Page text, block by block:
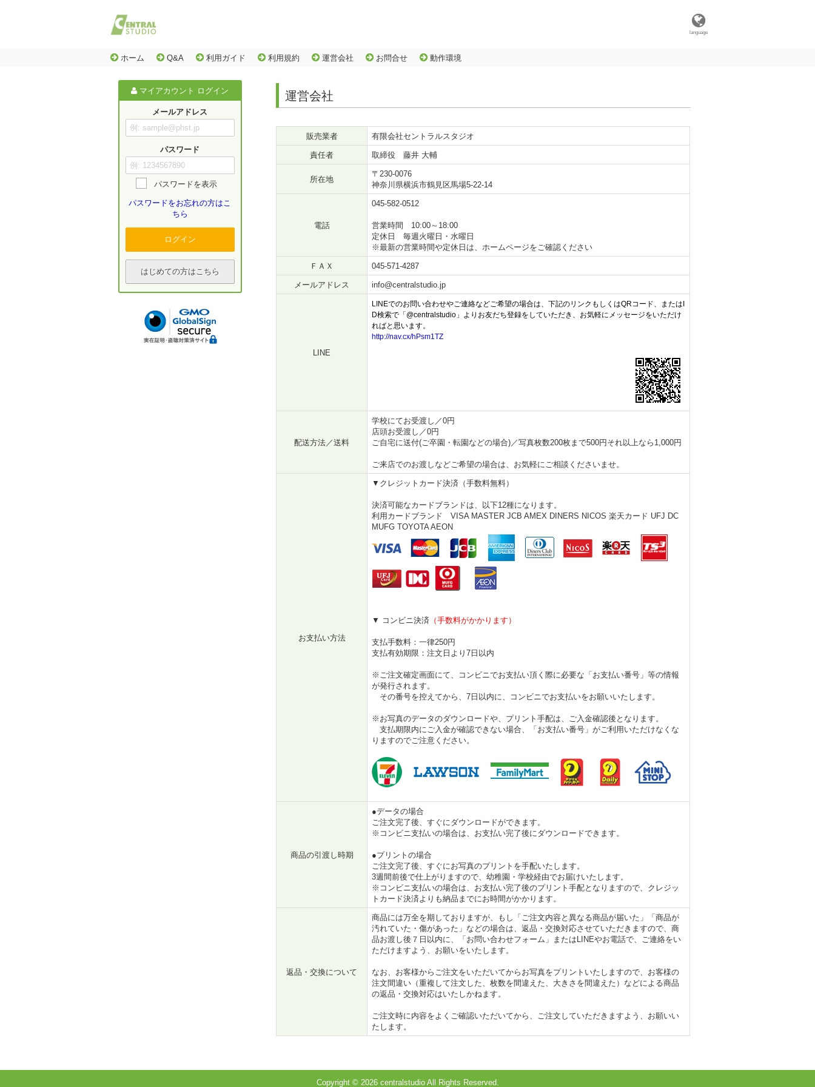
language
ホーム Q&A 利用ガイド 利用規約 運営会社 お問合せ 動作環境
マイアカウント ログイン
メールアドレス
パスワード
パスワードを表示
パスワードをお忘れの方はこ
ちら
ログイン
はじめての方はこちら
運営会社
販売業者 有限会社セントラルスタジオ
責任者 取締役 藤井 大輔
所在地
〒230-0076
神奈川県横浜市鶴見区馬場5-22-14
電話
045-582-0512
営業時間 10:00～18:00
定休日 毎週火曜日・水曜日
※最新の営業時間や定休日は、ホームページをご確認ください
ＦＡＸ 045-571-4287
メールアドレス info@centralstudio.jp
LINE
LINEでのお問い合わせやご連絡などご希望の場合は、下記のリンク もしくはQRコード、またはI
D検索で「@centralstudio」よりお友だち登録をしていただき、 お気軽にメッセージをいただけ
ればと思います。
http://nav.cx/hPsm1TZ
配送方法／送料
学校にてお受渡し／0円
店頭お受渡し／0円
ご自宅に送付( ご卒園・転園などの場合)／写真枚数200枚まで500円それ以上なら1,000円
ご来店でのお渡しなどご希望の場合は、お気軽にご相談くださいませ。
お支払い方法
▼クレジットカード決済（手数料無料）
決済可能なカードブランドは、以下12種になります。
利用カードブランド VISA MASTER JCB AMEX DINERS NICOS 楽天カード UFJ DC
MUFG TOYOTA AEON
▼ コンビニ決済 （手数料がかかります）
支払手数料：一律250円
支払有効期限：注文日より7日以内
※ご注文確定画面にて、コンビニでお支払い頂く際に必要な「お支払い番号」等の情報
が発行されます。
その番号を控えてから、7日以内に、コンビニでお支払いをお願いいたします。
※お写真のデータのダウンロードや、プリント手配は、ご入金確認後となります。
支払期限内にご入金が確認できない場合、「お支払い番号」がご利用いただけなくな
りますのでご注意ください。
商品の引渡し時期
●データの場合
ご注文完了後、すぐにダウンロードができます。
※コンビニ支払いの場合は、お支払い完了後にダウンロードできます。
●プリントの場合
ご注文完了後、すぐにお写真のプリントを手配いたします。
3週間前後で仕上がりますので、幼稚園・学校経由でお届けいたします。
※コンビニ支払いの場合は、お支払い完了後のプリント手配となりますので、クレジッ
トカード決済よりも納品までにお時間がかかります。
返品・交換について
商品には万全を期しておりますが、もし「ご注文内容と異なる商品が届いた」「商品が
汚れていた・傷があった」などの場合は、返品・交換対応させていただきますので、商
品お渡し後７日以内に、「お問い合わせフォーム」またはLINEやお電話で、ご連絡をい
ただけますよう、お願いをいたします。
なお、お客様からご注文をいただいてからお写真をプリントいたしますので、お客様の
注文間違い（重複して注文した、枚数を間違えた、大きさを間違えた）などによる商品
の返品・交換対応はいたしかねます。
ご注文時に内容をよくご確認いただいてから、ご注文していただきますよう、お願いい
たします。
Copyright © 2026 centralstudio All Rights Reserved.